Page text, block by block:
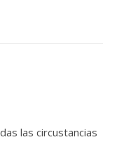
las circustancias